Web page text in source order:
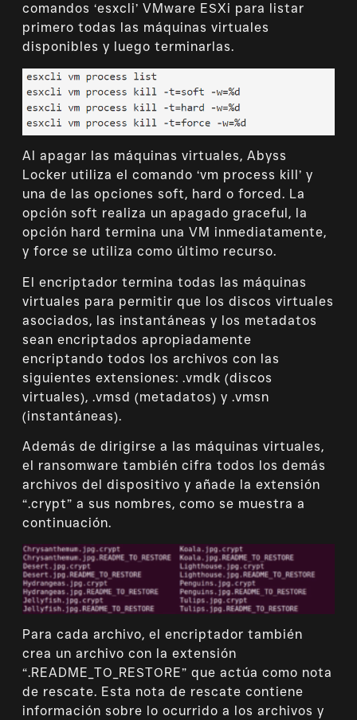
comandos ‘esxcli’ VMware ESXi para listar
primero todas las máquinas virtuales
disponibles y luego terminarlas.
Al apagar las máquinas virtuales, Abyss
Locker utiliza el comando ‘vm process kill’ y
una de las opciones soft, hard o forced. La
opción soft realiza un apagado graceful, la
opción hard termina una VM inmediatamente,
y force se utiliza como último recurso.
El encriptador termina todas las máquinas
virtuales para permitir que los discos virtuales
asociados, las instantáneas y los metadatos
sean encriptados apropiadamente
encriptando todos los archivos con las
siguientes extensiones: .vmdk (discos
virtuales), .vmsd (metadatos) y .vmsn
(instantáneas).
Además de dirigirse a las máquinas virtuales,
el ransomware también cifra todos los demás
archivos del dispositivo y añade la extensión
“.crypt” a sus nombres, como se muestra a
continuación.
Para cada archivo, el encriptador también
crea un archivo con la extensión
“.README_TO_RESTORE” que actúa como nota
de rescate. Esta nota de rescate contiene
información sobre lo ocurrido a los archivos y